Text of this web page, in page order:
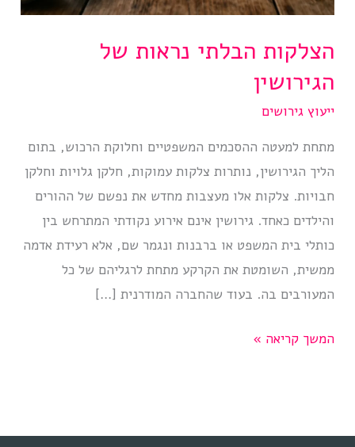
הצלקות הבלתי נראות של
הגירושין
ייעוץ גירושים
מתחת למעטה ההסכמים המשפטיים וחלוקת הרכוש, בתום
הליך הגירושין, נותרות צלקות עמוקות, חלקן גלויות וחלקן
חבויות. צלקות אלו מעצבות מחדש את נפשם של ההורים
והילדים כאחד. גירושין אינם אירוע נקודתי המתרחש בין
כותלי בית המשפט או ברבנות ונגמר שם, אלא רעידת אדמה
ממשית, השומטת את הקרקע מתחת לרגליהם של כל
המעורבים בה. בעוד שהחברה המודרנית […]
הצלקות
הגירושין
המשך קריאה »